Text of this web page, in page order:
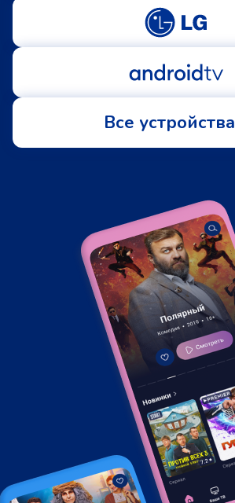
Все устройства